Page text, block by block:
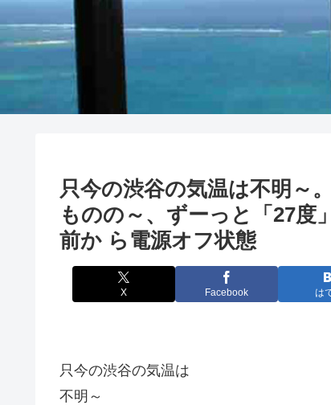
只今の渋谷の気温は不明～
ものの～、ずーっと「27度
前か ら電源オフ状態
X Facebook は
只今の渋谷の気温は
不明～